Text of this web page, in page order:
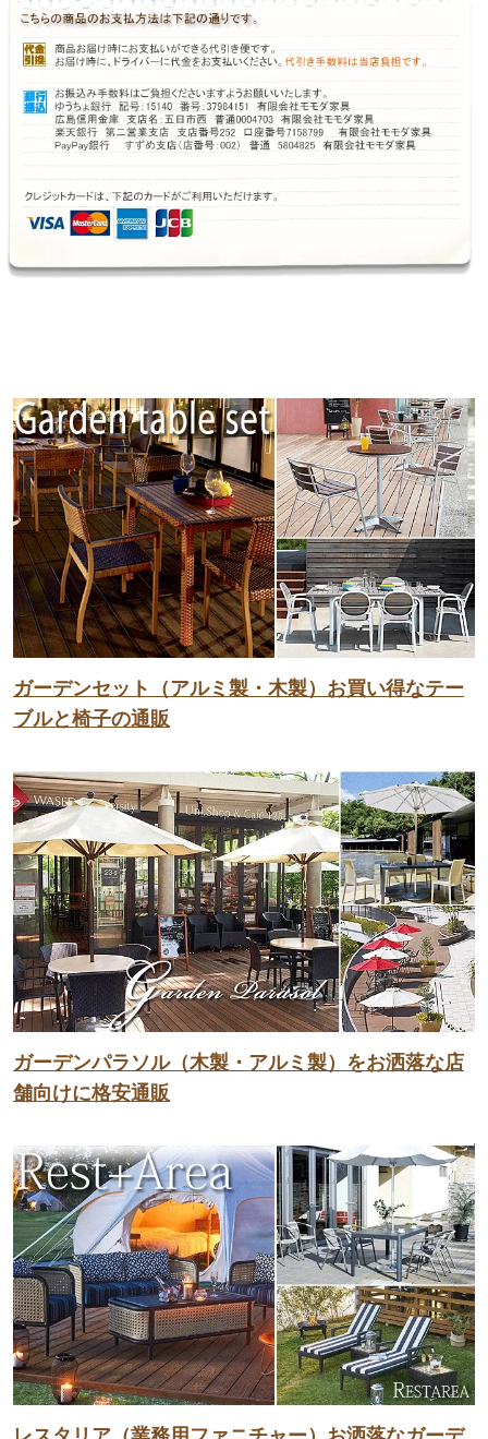
ガーデンセット（アルミ製・木製）お買い得なテー
ブルと椅子の通販
ガーデンパラソル（木製・アルミ製）をお洒落な店
舗向けに格安通販